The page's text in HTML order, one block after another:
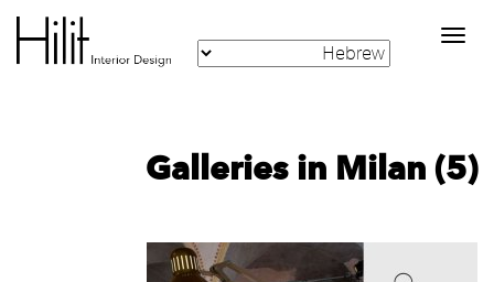
Toggle
navigation
Galleries in Milan (5)